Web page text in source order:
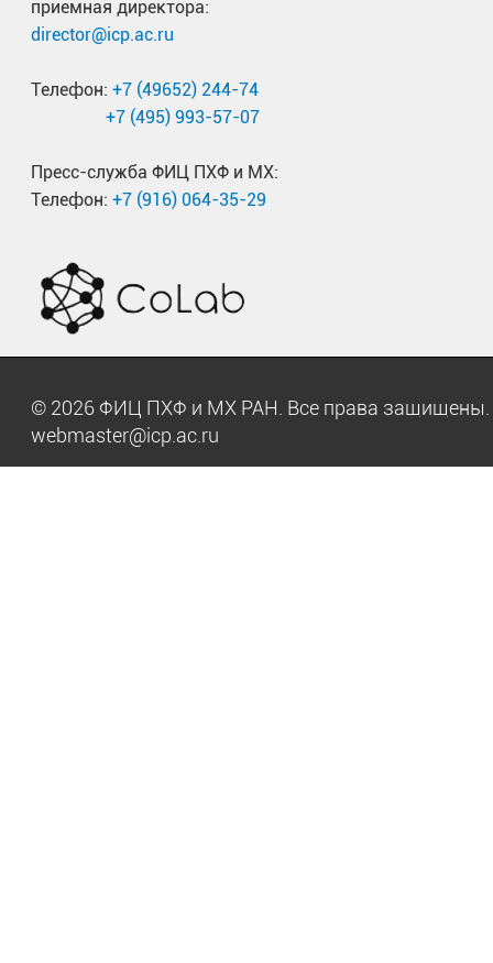
приемная директора:
director@icp.ac.ru
Телефон: +7 (49652) 244-74
+7 (495) 993-57-07
Пресс-служба ФИЦ ПХФ и МХ:
Телефон: +7 (916) 064-35-29
© 2026 ФИЦ ПХФ и МХ РАН. Все права
webmaster@icp.ac.ru